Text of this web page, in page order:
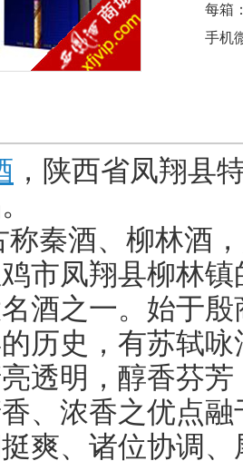
每箱
手机
，陕西省凤翔县
称秦酒、柳林酒
市凤翔县柳林
酒之一。始于
历史，有苏轼
透明，醇香芬
、浓香之优点融
爽、诸位协调、